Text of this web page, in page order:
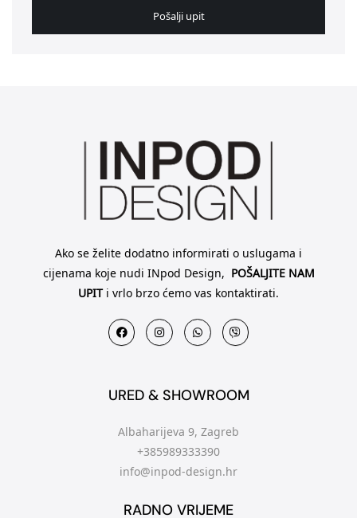
Pošalji upit
Ako se želite dodatno informirati o uslugama i
cijenama koje nudi INpod Design, POŠALJITE NAM
UPITi vrlo brzo ćemo vas kontaktirati.
URED & SHOWROOM
Albaharijeva 9, Zagreb
+385989333390
info@inpod-design.hr
RADNO VRIJEME